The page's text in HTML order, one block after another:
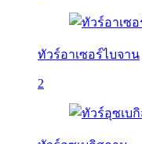
ทัวร์อาเซอร์ไบจาน
2